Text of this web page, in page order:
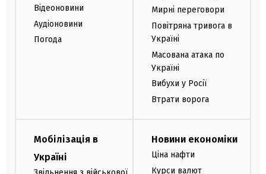
Відеоновини
Аудіоновини
Погода
Мирні переговори
Повітряна тривога в
Україні
Масована атака по
Україні
Вибухи у Росії
Втрати ворога
Мобілізація в
Україні
Новини економіки
Ціна нафти
Курси валют